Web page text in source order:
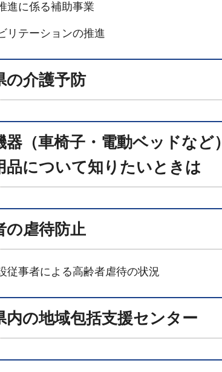
進に係る補助事業
リテーションの推進
の介護予防
器（車椅子・電動ベッドなど
品について知りたいときは
の虐待防止
従事者による高齢者虐待の状況
内の地域包括支援センター